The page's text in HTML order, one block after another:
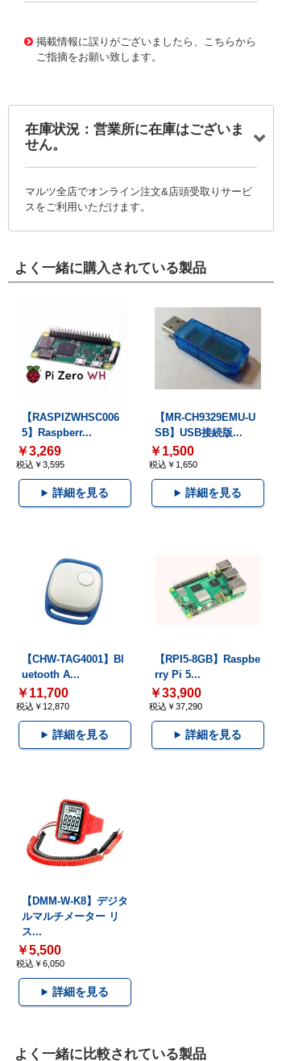
掲載情報に誤りがございましたら、こちらから
ご指摘をお願い致します。
在庫状況：営業所に在庫はございま
せん。
マルツ全店でオンライン注文&店頭受取りサービ
スをご利用いただけます。
よく一緒に購入されている製品
【RASPIZWHSC006
5】Raspberr...
￥3,269
税込￥3,595
詳細を見る
【MR-CH9329EMU-U
SB】USB接続版...
￥1,500
税込￥1,650
詳細を見る
【CHW-TAG4001】Bl
uetooth A...
￥11,700
税込￥12,870
詳細を見る
【RPI5-8GB】Raspbe
rry Pi 5...
￥33,900
税込￥37,290
詳細を見る
【DMM-W-K8】デジタ
ルマルチメーター リ
ス...
￥5,500
税込￥6,050
詳細を見る
よく一緒に比較されている製品